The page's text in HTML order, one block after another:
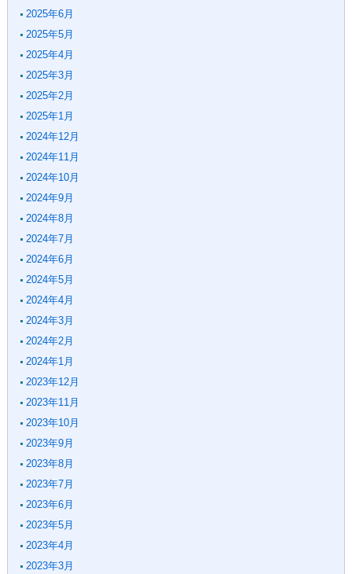
2025年6月
2025年5月
2025年4月
2025年3月
2025年2月
2025年1月
2024年12月
2024年11月
2024年10月
2024年9月
2024年8月
2024年7月
2024年6月
2024年5月
2024年4月
2024年3月
2024年2月
2024年1月
2023年12月
2023年11月
2023年10月
2023年9月
2023年8月
2023年7月
2023年6月
2023年5月
2023年4月
2023年3月